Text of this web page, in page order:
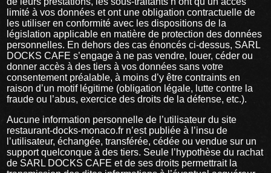
limité à vos données et ont une obligation contractuelle de
les utiliser en conformité avec les dispositions de la
législation applicable en matière de protection des données
personnelles. En dehors des cas énoncés ci-dessus, SARL
DOCKS CAFE s’engage à ne pas vendre, louer, céder ou
donner accès à des tiers à vos données sans votre
consentement préalable, à moins d’y être contraints en
raison d’un motif légitime (obligation légale, lutte contre la
fraude ou l’abus, exercice des droits de la défense, etc.).
Aucune information personnelle de l’utilisateur du site
restaurant-docks-monaco.fr n’est publiée à l’insu de
l’utilisateur, échangée, transférée, cédée ou vendue sur un
support quelconque à des tiers. Seule l’hypothèse du rachat
de SARL DOCKS CAFE et de ses droits permettrait la